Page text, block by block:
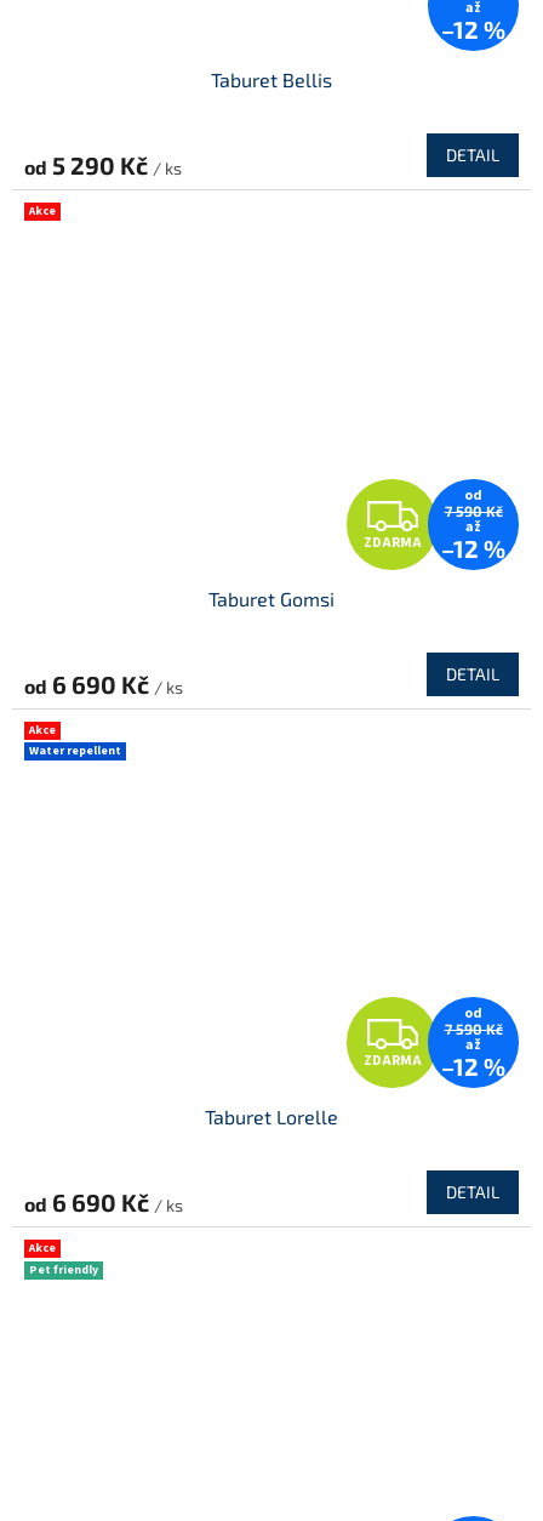
až
–12 %
Taburet Bellis
od 5 290 Kč / ks
DETAIL
Akce
Z
D
R
M
ZDARMA
od
7 590 Kč
až
–12 %
Taburet Gomsi
od 6 690 Kč / ks
DETAIL
Akce
Water repellent
Z
D
R
M
ZDARMA
od
7 590 Kč
až
–12 %
Taburet Lorelle
od 6 690 Kč / ks
DETAIL
Akce
Pet friendly